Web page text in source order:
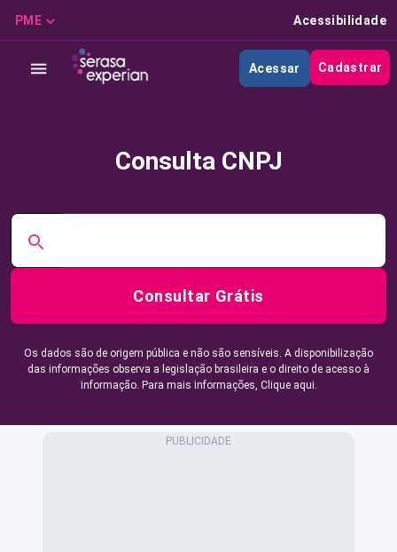
PME Acessibilidade
Acessar Cadastrar
Consulta CNPJ
Consultar Grátis
Os dados são de origem pública e não são sensíveis. A disponibilização
das informações observa a legislação brasileira e o direito de acesso à
informação. Para mais informações, Clique aqui.